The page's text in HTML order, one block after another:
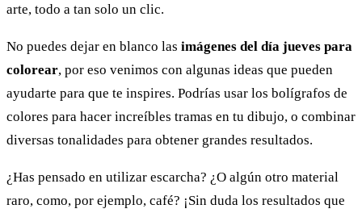
arte, todo a tan solo un clic.
No puedes dejar en blanco las imágenes del día jueves para
colorear, por eso venimos con algunas ideas que pueden
ayudarte para que te inspires. Podrías usar los bolígrafos de
colores para hacer increíbles tramas en tu dibujo, o combinar
diversas tonalidades para obtener grandes resultados.
¿Has pensado en utilizar escarcha? ¿O algún otro material
raro, como, por ejemplo, café? ¡Sin duda los resultados que